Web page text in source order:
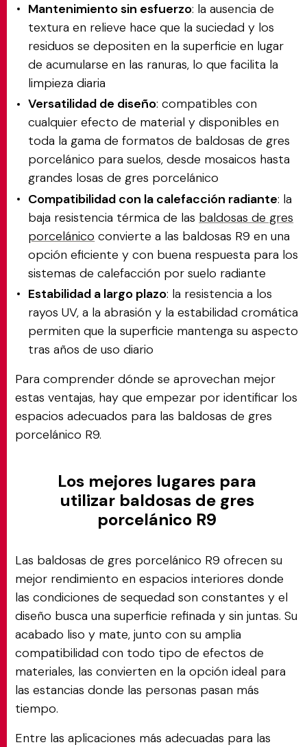
Mantenimiento sin esfuerzo: la ausencia de
textura en relieve hace que la suciedad y los
residuos se depositen en la superficie en lugar
de acumularse en las ranuras, lo que facilita la
limpieza diaria
Versatilidad de diseño: compatibles con
cualquier efecto de material y disponibles en
toda la gama de formatos de baldosas de gres
porcelánico para suelos, desde mosaicos hasta
grandes losas de gres porcelánico
Compatibilidad con la calefacción radiante: la
baja resistencia térmica de las baldosas de gres
porcelánico convierte a las baldosas R9 en una
opción eficiente y con buena respuesta para los
sistemas de calefacción por suelo radiante
Estabilidad a largo plazo: la resistencia a los
rayos UV, a la abrasión y la estabilidad cromática
permiten que la superficie mantenga su aspecto
tras años de uso diario
Para comprender dónde se aprovechan mejor
estas ventajas, hay que empezar por identificar los
espacios adecuados para las baldosas de gres
porcelánico R9.
Los mejores lugares para
utilizar baldosas de gres
porcelánico R9
Las baldosas de gres porcelánico R9 ofrecen su
mejor rendimiento en espacios interiores donde
las condiciones de sequedad son constantes y el
diseño busca una superficie refinada y sin juntas. Su
acabado liso y mate, junto con su amplia
compatibilidad con todo tipo de efectos de
materiales, las convierten en la opción ideal para
las estancias donde las personas pasan más
tiempo.
Entre las aplicaciones más adecuadas para las